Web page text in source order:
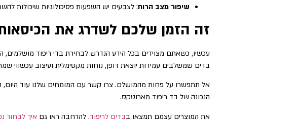
שיפור מצב הרוח: לצבעים יש השפעות פסיכולוגיות שיכולות
זה הזמן שלכם לשדרג את
עכשיו, כשאתם מצוידים בכל הידע הנדרש לבחירת בדי ריפוד מושלמים,
בדים שמשלבים עמידות יוצאת דופן, נוחות מקסימלית ועיצוב עכשווי
אל תתפשרו על פחות מהמושלם. צרו קשר עם המומחים שלנו עוד היום,
הנכונה של בד ריפוד מארוטקס.
את המוצרים עצמם תמצאו בבדים לריפוד. להרחבה ראו גם איך לבחור